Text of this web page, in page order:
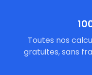
Toutes nos
gratuites, sans